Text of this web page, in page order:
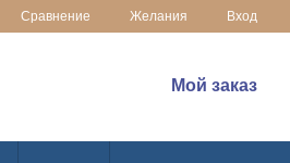
Сравнение Желания Вход
Мой заказ